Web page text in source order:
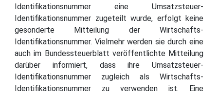
Identifikationsnummer eine Umsatzsteuer-
Identifikationsnummer zugeteilt wurde, erfolgt keine
gesonderte Mitteilung der Wirtschafts-
Identifikationsnummer. Vielmehr werden sie durch eine
auch im Bundessteuerblatt veröffentlichte Mitteilung
darüber informiert, dass ihre Umsatzsteuer-
Identifikationsnummer zugleich als Wirtschafts-
Identifikationsnummer zu verwenden ist. Eine